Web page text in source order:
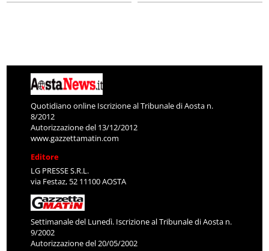
Quotidiano online Iscrizione al Tribunale di Aosta n.
8/2012
Autorizzazione del 13/12/2012
www.gazzettamatin.com
Editore
LG PRESSE S.R.L.
via Festaz, 52 11100 AOSTA
Settimanale del Lunedì. Iscrizione al Tribunale di Aosta n.
9/2002
Autorizzazione del 20/05/2002